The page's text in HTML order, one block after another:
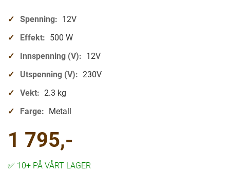
Spenning: 12V
Effekt: 500 W
Innspenning (V): 12V
Utspenning (V): 230V
Vekt: 2.3 kg
Farge: Metall
1 795,-
✅ 10+ PÅ VÅRT LAGER